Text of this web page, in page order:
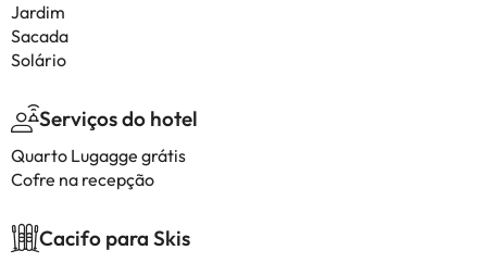
Jardim
Sacada
Solário
Serviços do hotel
Quarto Lugagge grátis
Cofre na recepção
Cacifo para Skis